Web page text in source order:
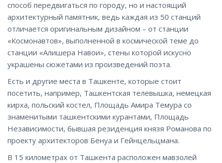
способ передвигаться по городу, но и настоящий
архитектурный памятник, ведь каждая из 50 станций
отличается оригинальным дизайном – от станции
«Космонавтов», выполненной в космической теме до
станции «Алишера Навои», стены которой искусно
украшены сюжетами из произведений поэта.
Есть и другие места в Ташкенте, которые стоит
посетить, например, Ташкентская телевышка, немецкая
кирха, польский костел, Площадь Амира Темура со
знаменитыми ташкентскими курантами, Площадь
Независимости, бывшая резиденция князя Романова по
проекту архитекторов Бенуа и Гейнцельцмана.
В 15 километрах от Ташкента расположен мавзолей